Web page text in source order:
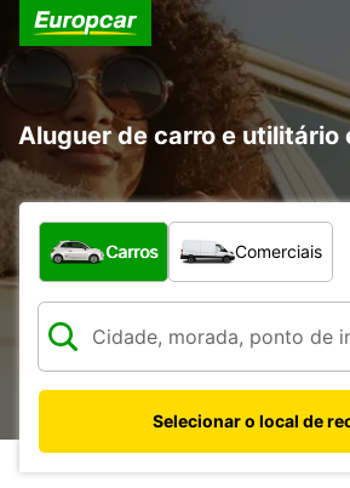
Aluguer de carro e utilitário
Que tipo de veículo pretende?
Carros Comerciais
Selecionar o local de